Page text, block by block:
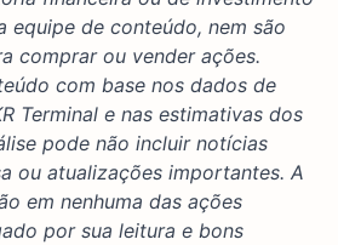
equipe de conteúdo, nem são
comprar ou vender ações.
com base nos dados de
Terminal e nas estimativas dos
pode não incluir notícias
ou atualizações importantes. A
em nenhuma das ações
por sua leitura e bons